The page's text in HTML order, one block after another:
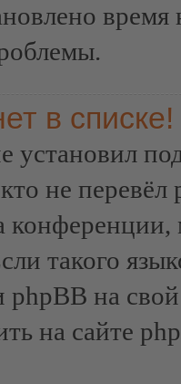
в списке!
установил
не
такого
phpBB на
на сайте